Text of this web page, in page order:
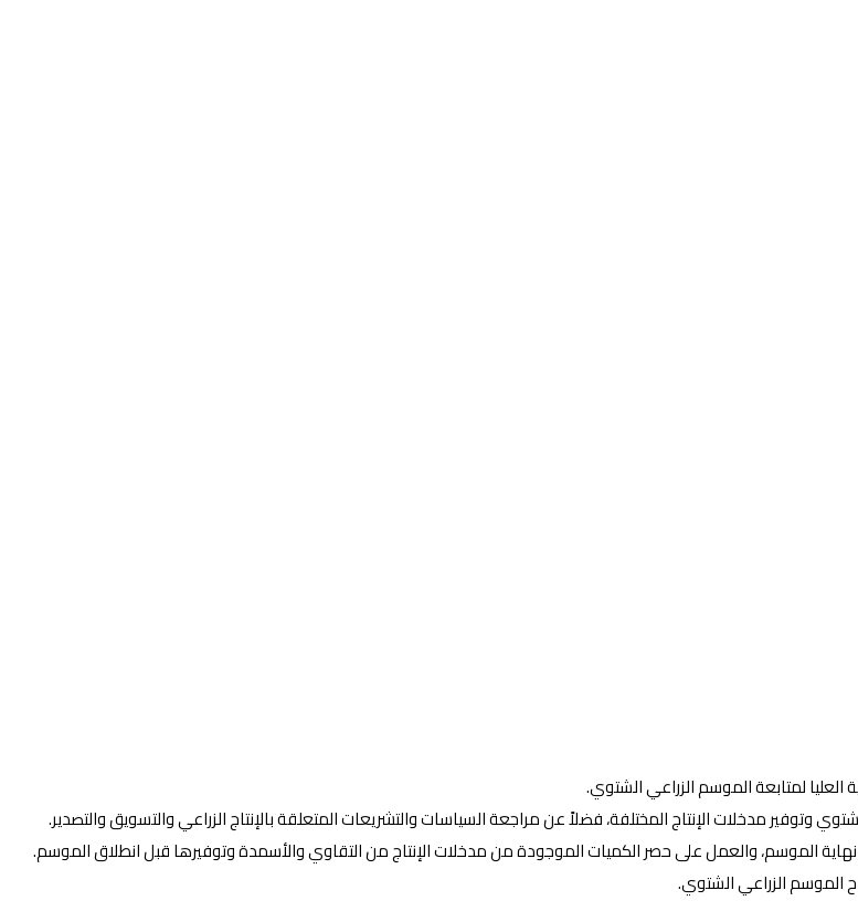
العليا لمتابعة الموسم الزراعي الشتوي.
وتوفير مدخلات الإنتاج المختلفة، فضلاً عن مراجعة السياسات والتشريعات المتعلقة بالإنتاج الزراعي والتسويق والتصدير.
نهاية الموسم، والعمل على حصر الكميات الموجودة من مدخلات الإنتاج من التقاوي والأسمدة وتوفيرها قبل انطلاق الموسم.
الموسم الزراعي الشتوي.